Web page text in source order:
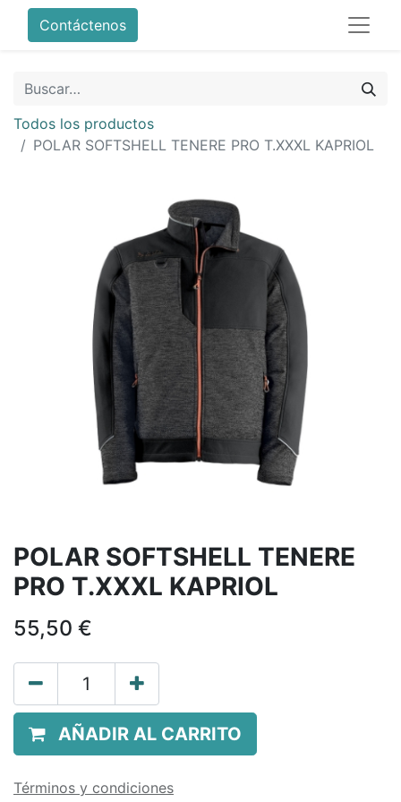
Contáctenos
Todos los productos
POLAR SOFTSHELL TENERE PRO T.XXXL KAPRIOL
POLAR SOFTSHELL TENERE
PRO T.XXXL KAPRIOL
55,50 €
AÑADIR AL CARRITO
Términos y condiciones